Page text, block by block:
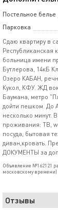
Постельное белье
Парковка
Cдаю квартиpу в
Республиканская
больница имени
Бутлерова, 14кБ
Озеро КАБАН,
Кукол, КФУ. ЖД
Баумана, метро
дойти пешком. До
несколько минут.
проживания: ТВ,
посуда, бытовая
диван,кровать.
ДОКУМЕНТЫ за
Объявление №162121
московскому времени)
Отзывы